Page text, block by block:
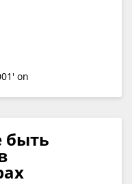
on
быть